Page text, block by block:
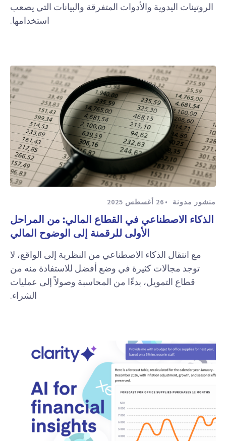
الروتينات اليدوية والأدوات المتفرقة والبيانات التي يصعب
استخدامها.
منشور مدونة 26 أغسطس 2025
الذكاء الاصطناعي في القطاع المالي: من المراحل
الأولى للرقمنة إلى الوضوح المالي
مع انتقال الذكاء الاصطناعي من النظرية إلى الواقع، لا
توجد مجالات كثيرة في وضع أفضل للاستفادة منه من
قطاع التمويل، بدءًا من المحاسبة وصولاً إلى عمليات
الشراء.